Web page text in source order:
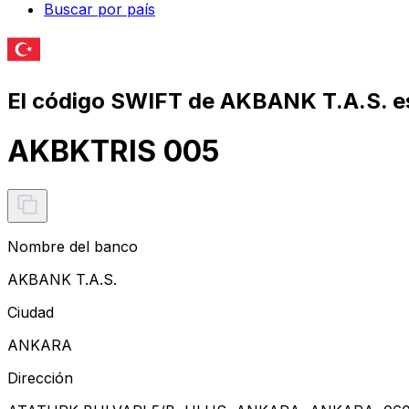
Buscar por país
El código SWIFT de AKBANK T.A.S.
AKBKTRIS 005
Nombre del banco
AKBANK T.A.S.
Ciudad
ANKARA
Dirección